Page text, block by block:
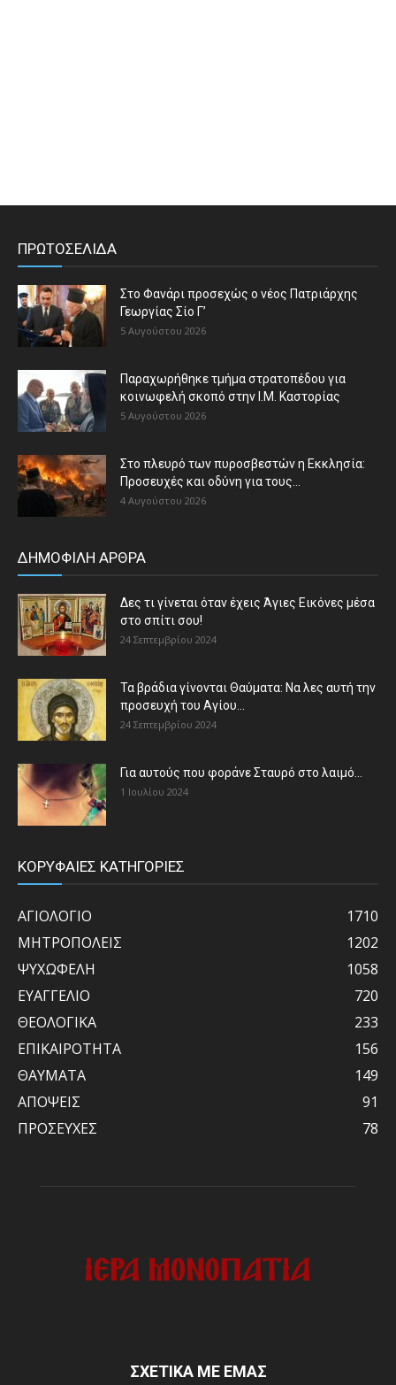
ΠΡΩΤΟΣΕΛΙΔΑ
Στο Φανάρι προσεχώς ο νέος Πατριάρχης
Γεωργίας Σίο Γ’
5 Αυγούστου 2026
Παραχωρήθηκε τμήμα στρατοπέδου για
κοινωφελή σκοπό στην Ι.Μ. Καστορίας
5 Αυγούστου 2026
Στο πλευρό των πυροσβεστών η Εκκλησία:
Προσευχές και οδύνη για τους...
4 Αυγούστου 2026
ΔΗΜΟΦΙΛΗ ΑΡΘΡΑ
Δες τι γίνεται όταν έχεις Άγιες Εικόνες μέσα
στο σπίτι σου!
24 Σεπτεμβρίου 2024
Τα βράδια γίνονται Θαύματα: Να λες αυτή την
προσευχή του Αγίου...
24 Σεπτεμβρίου 2024
Για αυτούς που φοράνε Σταυρό στο λαιμό…
1 Ιουλίου 2024
ΚΟΡΥΦΑΙΕΣ ΚΑΤΗΓΟΡΙΕΣ
ΑΓΙΟΛΟΓΙΟ
1710
ΜΗΤΡΟΠΟΛΕΙΣ
1202
ΨΥΧΩΦΕΛΗ
1058
ΕΥΑΓΓΕΛΙΟ
720
ΘΕΟΛΟΓΙΚΑ
233
ΕΠΙΚΑΙΡΟΤΗΤΑ
156
ΘΑΥΜΑΤΑ
149
ΑΠΟΨΕΙΣ
91
ΠΡΟΣΕΥΧΕΣ
78
ΣΧΕΤΙΚΑ ΜΕ ΕΜΑΣ